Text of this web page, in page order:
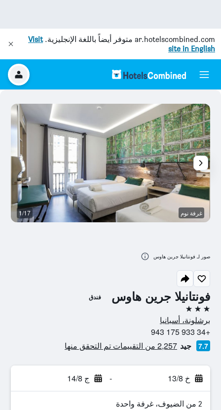
ar.hotelscombined.com متوفر أيضاً باللغة الإنجليزية.Visit
site in English
فونتانيلا جرين هاوس فندق
3 نجوم
برشلونة، أسبانيا
+34 933 175 943
7.7 جيد 2,257 من التقييمات تم التحقق منها
خ 13/8 - ج 14/8
2 من الضيوف، غرفة واحدة
غرفة نوم 1/17
صور لـ فونتانيلا جرين هاوس